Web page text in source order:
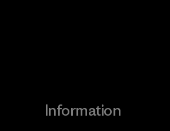
Information